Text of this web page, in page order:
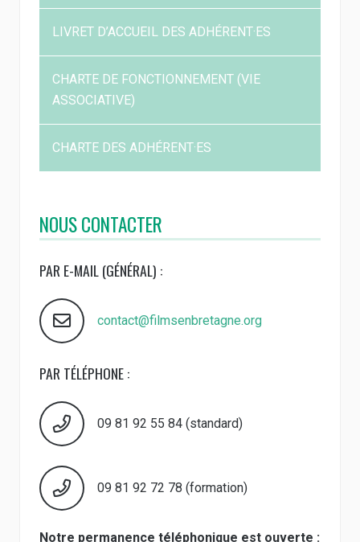
nationaux et régionaux.
LIVRET D’ACCUEIL DES ADHÉRENT·ES
CHARTE DE FONCTIONNEMENT (VIE
ASSOCIATIVE)
CHARTE DES ADHÉRENT·ES
NOUS CONTACTER
PAR E-MAIL (GÉNÉRAL) :
contact@filmsenbretagne.org
PAR TÉLÉPHONE :
09 81 92 55 84 (standard)
09 81 92 72 78 (formation)
Notre permanence téléphonique est ouverte :